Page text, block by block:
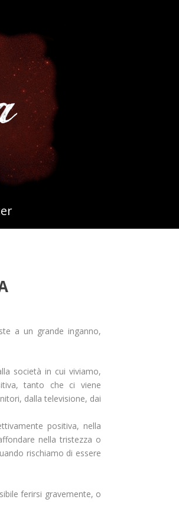
a un grande inganno,
società in cui viviamo,
tanto che ci viene
dalla televisione, dai
positiva, nella
nella tristezza o
rischiamo di essere
ferirsi gravemente, o